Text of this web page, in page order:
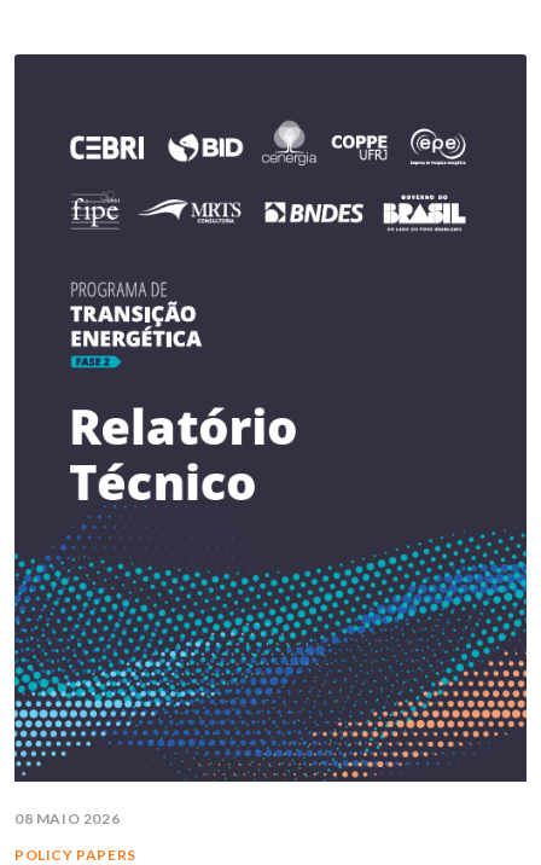
08 MAIO 2026
POLICY PAPERS